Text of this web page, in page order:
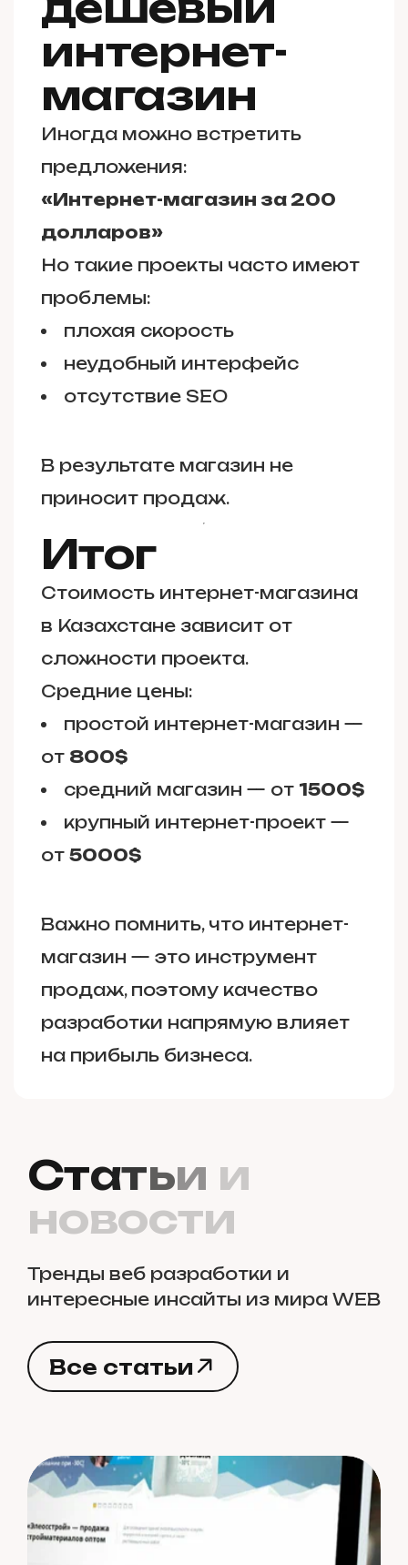
интернет-
магазин
Иногда можно встретить
предложения:
«Интернет-магазин за 200
долларов»
Но такие проекты часто имеют
проблемы:
плохая скорость
неудобный интерфейс
отсутствие SEO
В результате магазин не
приносит продаж.
Итог
Стоимость интернет-магазина
в Казахстане зависит от
сложности проекта.
Средние цены:
простой интернет-магазин —
от 800$
средний магазин — от 1500$
крупный интернет-проект —
от 5000$
Важно помнить, что интернет-
магазин — это инструмент
продаж, поэтому качество
разработки напрямую влияет
на прибыль бизнеса.
Статьи и
новости
Тренды веб разработки и
интересные инсайты из мира WEB
Все статьи
Все статьи